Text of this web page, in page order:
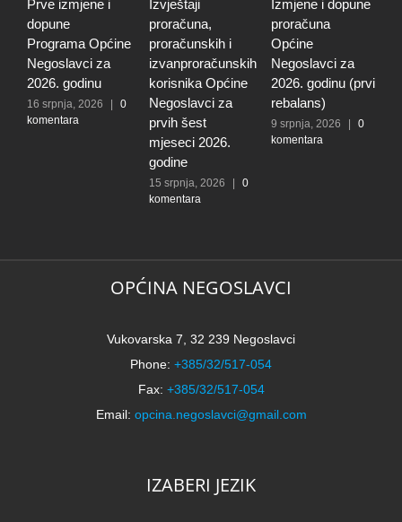
Prve izmjene i
dopune
Programa Općine
Negoslavci za
2026. godinu
16 srpnja, 2026
0
komentara
Izvještaji
proračuna,
proračunskih i
izvanproračunskih
korisnika Općine
Negoslavci za
prvih šest
mjeseci 2026.
godine
15 srpnja, 2026
0
komentara
Izmjene i dopune
proračuna
Općine
Negoslavci za
2026. godinu (prvi
rebalans)
9 srpnja, 2026
0
komentara
OPĆINA NEGOSLAVCI
Vukovarska 7, 32 239 Negoslavci
Phone: +385/32/517-054
Fax: +385/32/517-054
Email: opcina.negoslavci@gmail.com
IZABERI JEZIK